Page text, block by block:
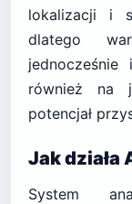
lokalizacji i
dlatego
również na
potencjał
Jak działa
System